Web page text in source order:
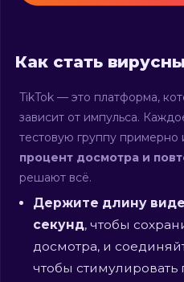
Как стать
TikTok — это платформа,
зависит от импульса.
тестовую группу примерно
процент досмотра и
решают всё.
Держите длину
секунд, чтобы
досмотра, и
чтобы